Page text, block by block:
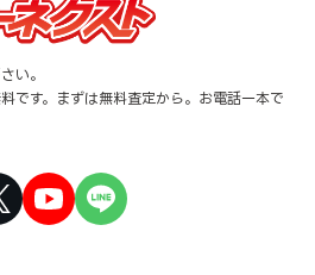
い。
です。まずは無料査定から。お電話一本で